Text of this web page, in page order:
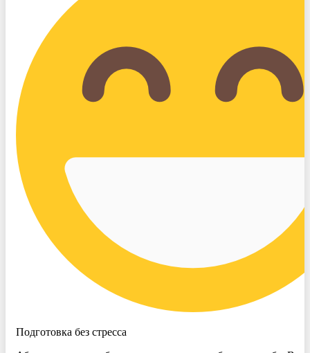
Подготовка без стресса